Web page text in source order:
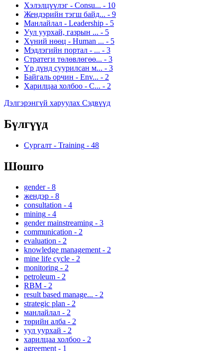
Хэлэлцүүлэг - Consu... - 10
Жендэрийн тэгш байд... - 9
Манлайлал - Leadership - 5
Уул уурхай, газрын ... - 5
Хүний нөөц - Human ... - 5
Мэдлэгийн портал - ... - 3
Стратеги төлөвлөгөө... - 3
Үр дүнд суурилсан м... - 3
Байгаль орчин - Env... - 2
Харилцаа холбоо - C... - 2
Дэлгэрэнгүй харуулах Сэдвүүд
Бүлгүүд
Сургалт - Training - 48
Шошго
gender - 8
жендэр - 8
consultation - 4
mining - 4
gender mainstreaming - 3
communication - 2
evaluation - 2
knowledge management - 2
mine life cycle - 2
monitoring - 2
petroleum - 2
RBM - 2
result based manage... - 2
strategic plan - 2
манлайлал - 2
төрийн алба - 2
уул уурхай - 2
харилцаа холбоо - 2
agreement - 1